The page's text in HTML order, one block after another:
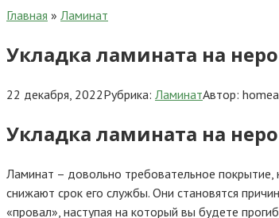
Главная » Ламинат
Укладка ламината на
22 декабря, 2022Рубрика: ЛаминатАвтор:
Укладка ламината на
Ламинат – довольно требовательное
снижают срок его службы. Они становятся
«провал», наступая на который вы будете